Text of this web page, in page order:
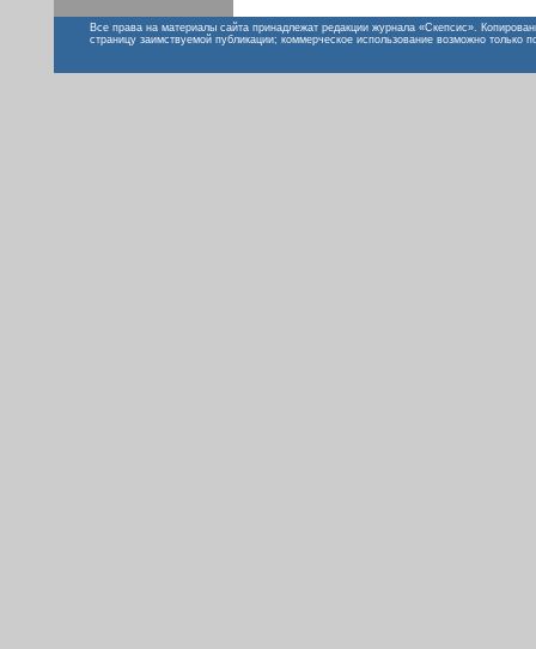
Все права на материалы сайта принадлежат редакции журнала «Скепсис».
страницу заимствуемой публикации; коммерческое использование возможно только